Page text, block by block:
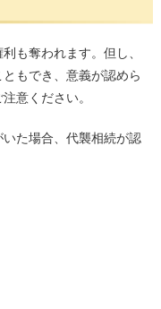
も奪われます。但し、
もでき、意義が認めら
意ください。
た場合、代襲相続が認